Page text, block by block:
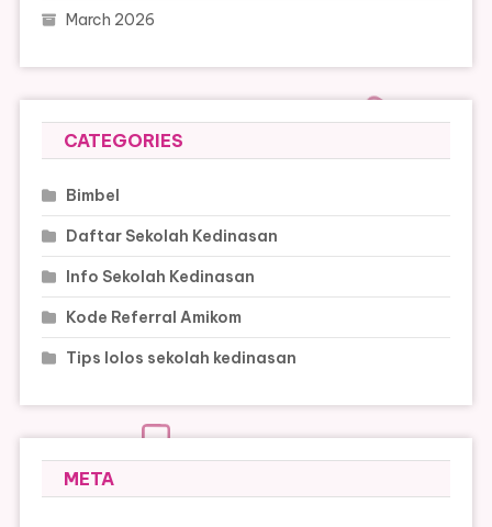
March 2026
CATEGORIES
Bimbel
Daftar Sekolah Kedinasan
Info Sekolah Kedinasan
Kode Referral Amikom
Tips lolos sekolah kedinasan
META